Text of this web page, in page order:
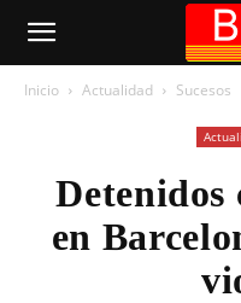
Inicio Actualidad Sucesos
Detenidos
en